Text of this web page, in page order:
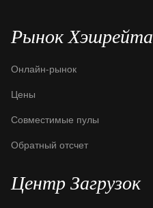
Рынок Хэшрейта
Онлайн-рынок
Цены
Совместимые пулы
Обратный отсчет
Центр Загрузок